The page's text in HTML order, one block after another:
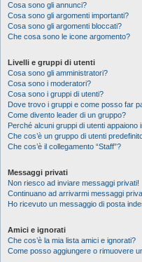
Cosa sono gli annunci?
Cosa sono gli argomenti importanti?
Cosa sono gli argomenti bloccati?
Che cosa sono le icone argomento?
Livelli e gruppi di utenti
Cosa sono gli amministratori?
Cosa sono i moderatori?
Cosa sono i gruppi di utenti?
Dove trovo i gruppi e come posso far
Come divento leader di un gruppo?
Perché alcuni gruppi di utenti appaiono
Che cos’è un gruppo di utenti
Che cos’è il collegamento “Staff”?
Messaggi privati
Non riesco ad inviare messaggi privati!
Continuano ad arrivarmi messaggi
Ho ricevuto un messaggio di posta
Amici e ignorati
Che cos’è la mia lista amici e ignorati?
Come posso aggiungere o rimuovere